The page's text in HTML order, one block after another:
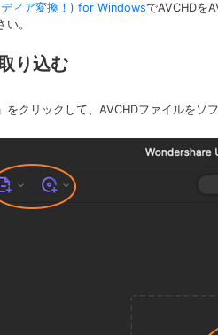
ィア変換！) for WindowsでAVCHDを
。
り込む
をクリックして、AVCHDファイルをソ